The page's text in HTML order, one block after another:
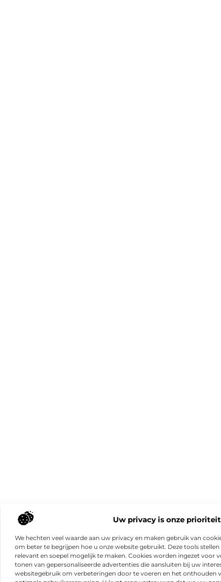
Uw privacy is onze prioriteit
We hechten veel waarde aan uw privacy en maken gebruik van
om beter te begrijpen hoe u onze website gebruikt. Deze tools
relevant en soepel mogelijk te maken. Cookies worden ingezet voor
tonen van gepersonaliseerde advertenties die aansluiten bij uw
websitegebruik om verbeteringen door te voeren en het onthouden